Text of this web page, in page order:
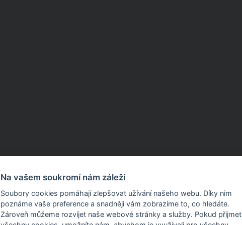
Produkty a služby
Na vašem soukromí nám záleží
Soubory cookies pomáhají zlepšovat užívání našeho webu. Díky nim
poznáme vaše preference a snadněji vám zobrazíme to, co hledáte.
Zároveň můžeme rozvíjet naše webové stránky a služby. Pokud přijmete